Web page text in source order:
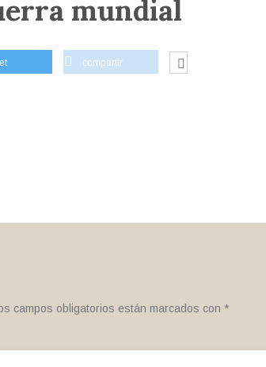
mundial
compartir
campos obligatorios están marcados con *